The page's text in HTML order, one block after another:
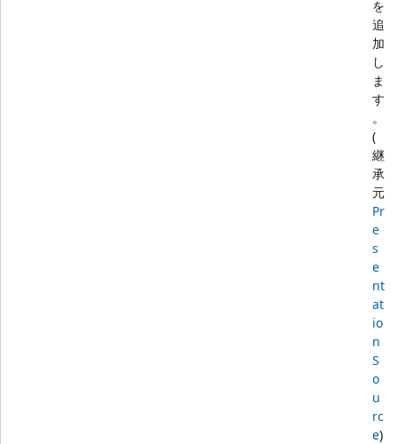
を
追
加
し
ま
す
。
(
継
承
元
Pr
e
s
e
nt
at
io
n
S
o
u
rc
e)